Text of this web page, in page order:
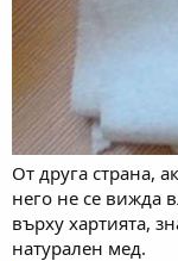
От друга страна,
него не се вижда
върху хартията,
натурален мед.